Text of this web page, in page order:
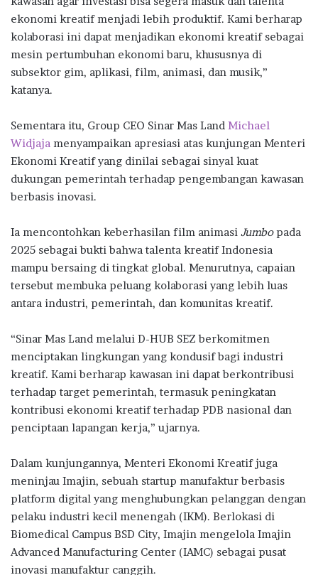
ekonomi kreatif menjadi lebih produktif. Kami berharap
kolaborasi ini dapat menjadikan ekonomi kreatif sebagai
mesin pertumbuhan ekonomi baru, khususnya di
subsektor gim, aplikasi, film, animasi, dan musik,”
katanya.
Sementara itu, Group CEO Sinar Mas Land Michael
Widjaja menyampaikan apresiasi atas kunjungan Menteri
Ekonomi Kreatif yang dinilai sebagai sinyal kuat
dukungan pemerintah terhadap pengembangan kawasan
berbasis inovasi.
Ia mencontohkan keberhasilan film animasi Jumbopada
2025 sebagai bukti bahwa talenta kreatif Indonesia
mampu bersaing di tingkat global. Menurutnya, capaian
tersebut membuka peluang kolaborasi yang lebih luas
antara industri, pemerintah, dan komunitas kreatif.
“Sinar Mas Land melalui D-HUB SEZ berkomitmen
menciptakan lingkungan yang kondusif bagi industri
kreatif. Kami berharap kawasan ini dapat berkontribusi
terhadap target pemerintah, termasuk peningkatan
kontribusi ekonomi kreatif terhadap PDB nasional dan
penciptaan lapangan kerja,” ujarnya.
Dalam kunjungannya, Menteri Ekonomi Kreatif juga
meninjau Imajin, sebuah startup manufaktur berbasis
platform digital yang menghubungkan pelanggan dengan
pelaku industri kecil menengah (IKM). Berlokasi di
Biomedical Campus BSD City, Imajin mengelola Imajin
Advanced Manufacturing Center (IAMC) sebagai pusat
inovasi manufaktur canggih.